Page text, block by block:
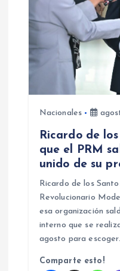
n
t
r
Nacionales
Ricardo de
que el PRM
unido de su
Ricardo de los
Revolucionario
esa organización
interno que se
agosto para
Comparte esto!